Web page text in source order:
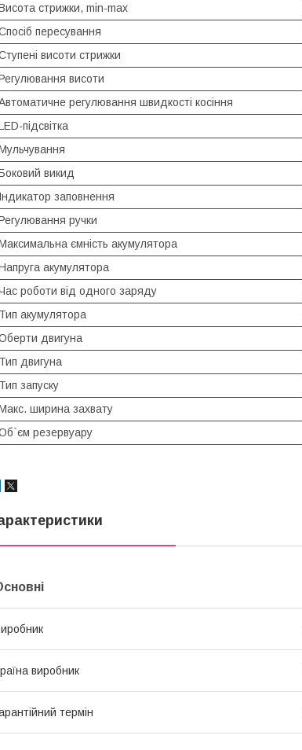
стрижки, min-max
пересування
висоти стрижки
висоти
регулювання швидкості косіння
підсвітка
викид
Індикатор заповнення
ручки
ємність акумулятора
акумулятора
роботи від одного заряду
Тип акумулятора
двигуна
Тип двигуна
Тип запуску
ширина захвату
резервуару
виробник
термін